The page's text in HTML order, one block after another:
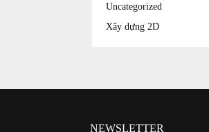
Uncategorized
Xây dựng 2D
NEWSLETTER